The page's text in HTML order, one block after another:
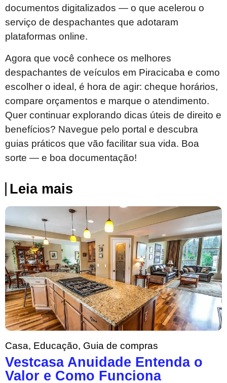
documentos digitalizados — o que acelerou o
serviço de despachantes que adotaram
plataformas online.
Agora que você conhece os melhores
despachantes de veículos em Piracicaba e como
escolher o ideal, é hora de agir: cheque horários,
compare orçamentos e marque o atendimento.
Quer continuar explorando dicas úteis de direito e
benefícios? Navegue pelo portal e descubra
guias práticos que vão facilitar sua vida. Boa
sorte — e boa documentação!
Leia mais
Casa, Educação, Guia de compras
Vestcasa Anuidade Entenda o
Valor e Como Funciona